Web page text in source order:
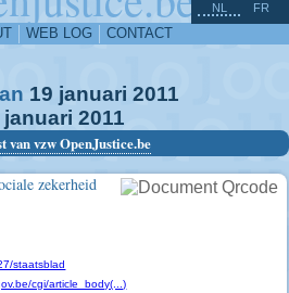
WEB LOG CONTACT
NL FR
19 januari 2011
januari 2011
van vzw OpenJustice.be
zekerheid
staatsblad
cgi/article_body(...)
^